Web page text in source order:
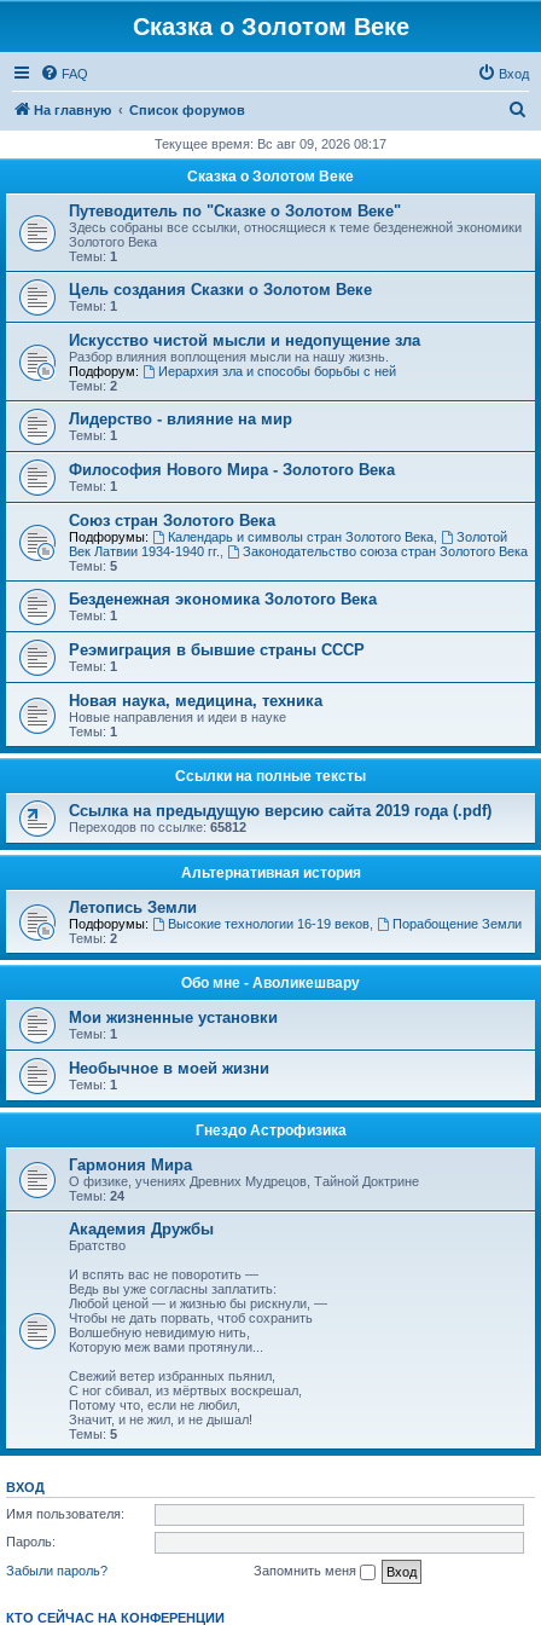
Сказка о Золотом Веке
FAQ Вход
На главную Список форумов
с
Текущее время: Вс авг 09, 2026 08:17
Сказка о Золотом Веке
Путеводитель по "Сказке о Золотом Веке"
Здесь собраны все ссылки, относящиеся к теме безденежной экономики
Золотого Века
Темы: 1
Цель создания Сказки о Золотом Веке
Темы: 1
Искусство чистой мысли и недопущение зла
Разбор влияния воплощения мысли на нашу жизнь.
Подфорум:
Иерархия зла и способы борьбы с ней
Темы: 2
Лидерство - влияние на мир
Темы: 1
Философия Нового Мира - Золотого Века
Темы: 1
Cоюз стран Золотого Века
Подфорумы: Календарь и символы стран Золотого Века,
Золотой
Век Латвии 1934-1940 гг.
Законодательство союза стран Золотого Века
Темы: 5
Безденежная экономика Золотого Века
Темы: 1
Реэмиграция в бывшие страны СССР
Темы: 1
Новая наука, медицина, техника
Новые направления и идеи в науке
Темы: 1
Ссылки на полные тексты
Ссылка на предыдущую версию сайта 2019 года (.pdf)
Переходов по ссылке: 65812
Альтернативная история
Летопись Земли
Подфорумы: Высокие технологии 16-19 веков,
Порабощение Земли
Темы: 2
Обо мне - Аволикешвару
Мои жизненные установки
Темы: 1
Необычное в моей жизни
Темы: 1
Гнездо Астрофизика
Гармония Мира
О физике, учениях Древних Мудрецов, Тайной Доктрине
Темы: 24
Академия Дружбы
Братство
И вспять вас не поворотить —
Ведь вы уже согласны заплатить:
Любой ценой — и жизнью бы рискнули, —
Чтобы не дать порвать, чтоб сохранить
Волшебную невидимую нить,
Которую меж вами протянули...
Свежий ветер избранных пьянил,
С ног сбивал, из мёртвых воскрешал,
Потому что, если не любил,
Значит, и не жил, и не дышал!
Темы: 5
ВХОД
Имя пользователя:
Пароль:
Забыли пароль?
Запомнить меня
КТО СЕЙЧАС НА КОНФЕРЕНЦИИ